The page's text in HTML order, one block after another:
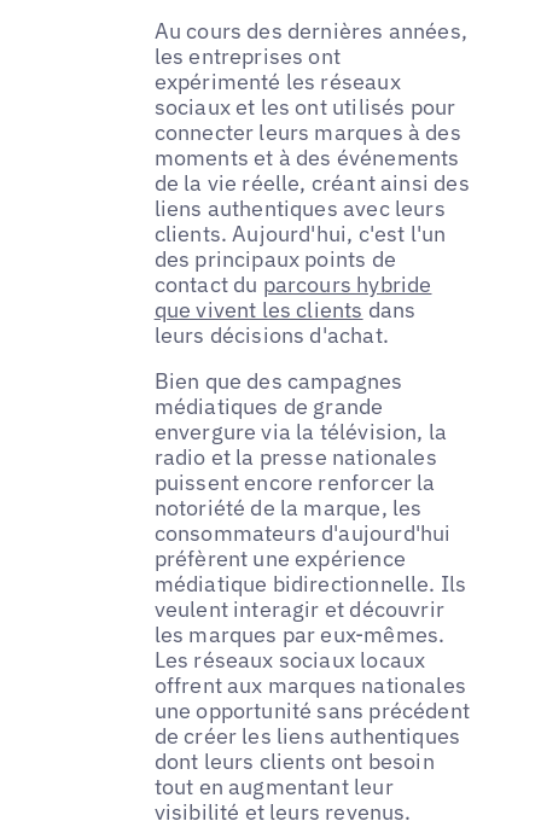
Au cours des dernières années,
les entreprises ont
expérimenté les réseaux
sociaux et les ont utilisés pour
connecter leurs marques à des
moments et à des événements
de la vie réelle, créant ainsi des
liens authentiques avec leurs
clients. Aujourd'hui, c'est l'un
des principaux points de
contact du parcours hybride
que vivent les clients dans
leurs décisions d'achat.
Bien que des campagnes
médiatiques de grande
envergure via la télévision, la
radio et la presse nationales
puissent encore renforcer la
notoriété de la marque, les
consommateurs d'aujourd'hui
préfèrent une expérience
médiatique bidirectionnelle. Ils
veulent interagir et découvrir
les marques par eux-mêmes.
Les réseaux sociaux locaux
offrent aux marques nationales
une opportunité sans précédent
de créer les liens authentiques
dont leurs clients ont besoin
tout en augmentant leur
visibilité et leurs revenus.